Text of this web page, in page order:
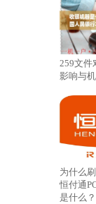
259文件
影响与
为什么
恒付通
是什么？